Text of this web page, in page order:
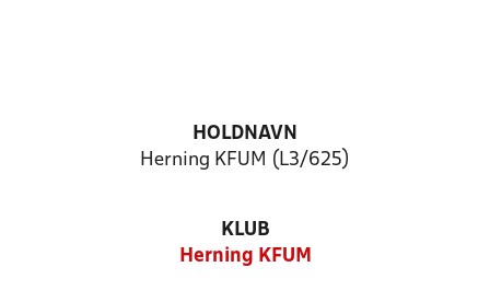
HOLDNAVN
Herning KFUM (L3/625)
KLUB
Herning KFUM